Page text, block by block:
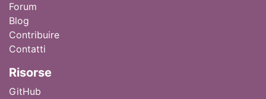
Forum
Blog
Contribuire
Contatti
Risorse
GitHub